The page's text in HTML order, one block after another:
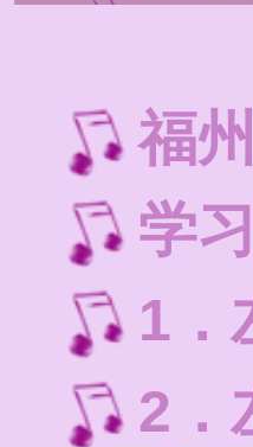
福
学
1．
2．